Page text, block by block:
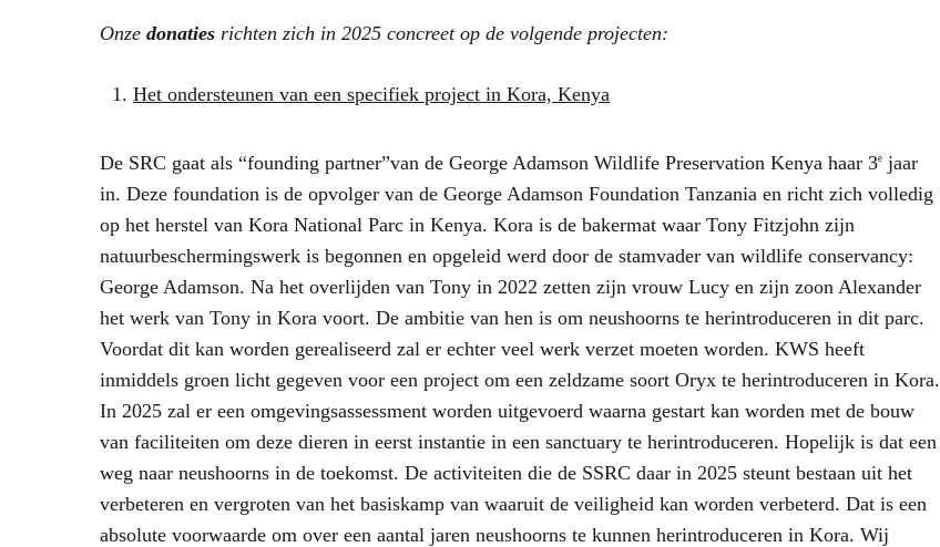
Onzedonaties richten zich in 2025 concreet op de volgende projecten:
Het ondersteunen van een specifiek project in Kora, Kenya
De SRC gaat als “founding partner”van de George Adamson Wildlife Preservation Kenya haar 3e jaar
in. Deze foundation is de opvolger van de George Adamson Foundation Tanzania en richt zich volledig
op het herstel van Kora National Parc in Kenya. Kora is de bakermat waar Tony Fitzjohn zijn
natuurbeschermingswerk is begonnen en opgeleid werd door de stamvader van wildlife conservancy:
George Adamson. Na het overlijden van Tony in 2022 zetten zijn vrouw Lucy en zijn zoon Alexander
het werk van Tony in Kora voort. De ambitie van hen is om neushoorns te herintroduceren in dit parc.
Voordat dit kan worden gerealiseerd zal er echter veel werk verzet moeten worden. KWS heeft
inmiddels groen licht gegeven voor een project om een zeldzame soort Oryx te herintroduceren in Kora.
In 2025 zal er een omgevingsassessment worden uitgevoerd waarna gestart kan worden met de bouw
van faciliteiten om deze dieren in eerst instantie in een sanctuary te herintroduceren. Hopelijk is dat een
weg naar neushoorns in de toekomst. De activiteiten die de SSRC daar in 2025 steunt bestaan uit het
verbeteren en vergroten van het basiskamp van waaruit de veiligheid kan worden verbeterd. Dat is een
absolute voorwaarde om over een aantal jaren neushoorns te kunnen herintroduceren in Kora. Wij